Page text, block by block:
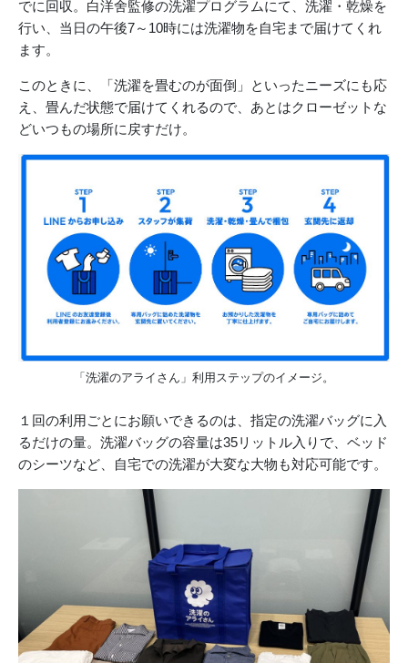
でに回収。白洋舍監修の洗濯プログラムにて、洗濯・乾燥を
行い、当日の午後7～10時には洗濯物を自宅まで届けてくれ
ます。
このときに、「洗濯を畳むのが面倒」といったニーズにも応
え、畳んだ状態で届けてくれるので、あとはクローゼットな
どいつもの場所に戻すだけ。
「洗濯のアライさん」利用ステップのイメージ。
１回の利用ごとにお願いできるのは、指定の洗濯バッグに入
るだけの量。洗濯バッグの容量は35リットル入りで、ベッド
のシーツなど、自宅での洗濯が大変な大物も対応可能です。